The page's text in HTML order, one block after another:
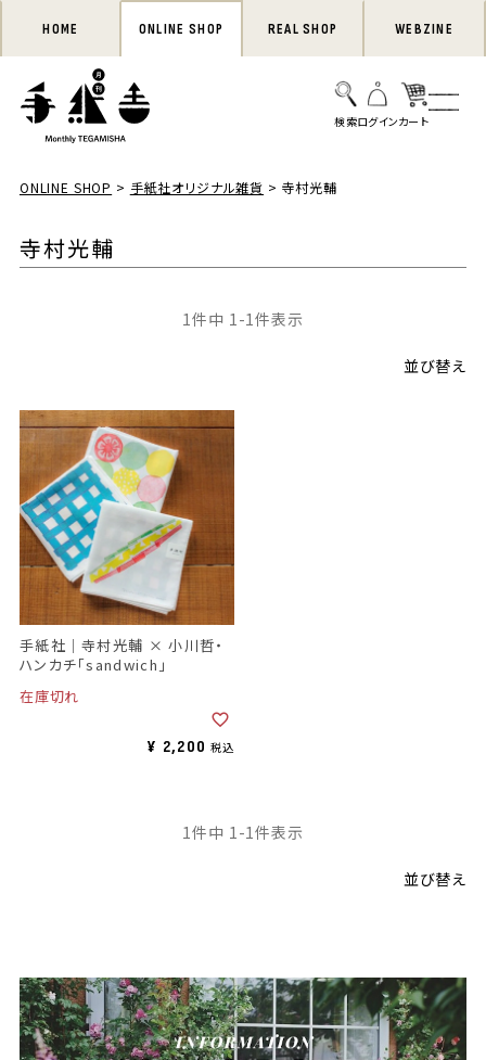
HOME ONLINE SHOP REAL SHOP WEBZINE
ONLINE SHOP 手紙社オリジナル雑貨 寺村光輔
寺村光輔
並び替え
1件中 1 -1件表示
手紙社｜寺村光輔 × 小川哲・
ハンカチ「sandwich」
在庫切れ
¥ 2,200 税込
並び替え
1件中 1 -1件表示